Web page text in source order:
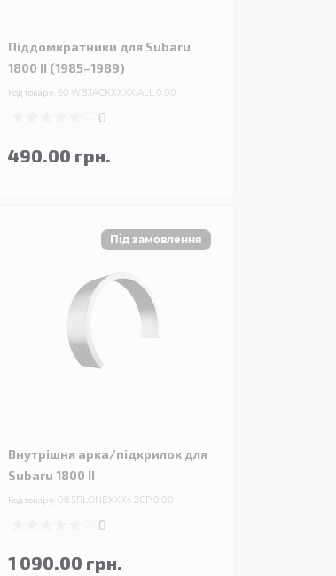
Піддомкратники для Subaru
1800 II (1985–1989)
Код товару: 60.WBJACKXXXX.ALL.0.00
0
490.00 грн.
Внутрішня арка/підкрилок для
Subaru 1800 II
Код товару: 08.SRLONEXXX4.2CP.0.00
0
1 090.00 грн.